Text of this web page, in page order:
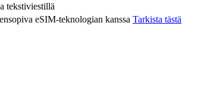
tekstiviestillä
eSIM-teknologian kanssa Tarkista tästä